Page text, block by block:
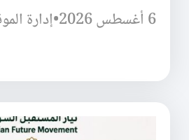
6 أغسطس 2026
•إدارة